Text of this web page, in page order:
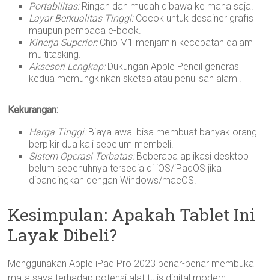
Portabilitas:Ringan dan mudah dibawa ke mana saja.
Layar Berkualitas Tinggi:Cocok untuk desainer grafis
maupun pembaca e-book.
Kinerja Superior:Chip M1 menjamin kecepatan dalam
multitasking.
Aksesori Lengkap:Dukungan Apple Pencil generasi
kedua memungkinkan sketsa atau penulisan alami.
Kekurangan:
Harga Tinggi:Biaya awal bisa membuat banyak orang
berpikir dua kali sebelum membeli.
Sistem Operasi Terbatas:Beberapa aplikasi desktop
belum sepenuhnya tersedia di iOS/iPadOS jika
dibandingkan dengan Windows/macOS.
Kesimpulan: Apakah Tablet Ini
Layak Dibeli?
Menggunakan Apple iPad Pro 2023 benar-benar membuka